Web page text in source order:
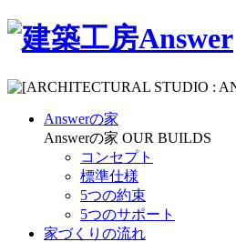
Answerの家
Answerの家 OUR BUILDS
コンセプト
標準仕様
5つの約束
5つのサポート
家づくりの流れ